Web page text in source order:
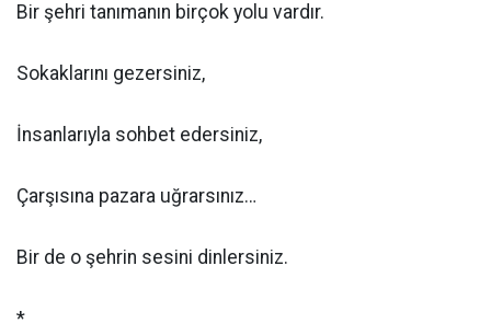
Bir şehri tanımanın birçok yolu vardır.
Sokaklarını gezersiniz,
İnsanlarıyla sohbet edersiniz,
Çarşısına pazara uğrarsınız…
Bir de o şehrin sesini dinlersiniz.
*